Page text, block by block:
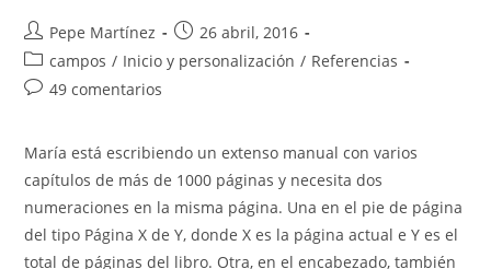
Autor
de
la
entrada:
Pepe Martínez
Publicación
de
la
26 abril, 2016
Categoría
de
campos / Inicio y personalización / Referencias
Comentarios
entrada:
49 comentarios
María está escribiendo un extenso manual con varios
capítulos de más de 1000 páginas y necesita dos
numeraciones en la misma página. Una en el pie de página
del tipo Página X de Y, donde X es la página actual e Y es el
total de páginas del libro. Otra, en el encabezado, también